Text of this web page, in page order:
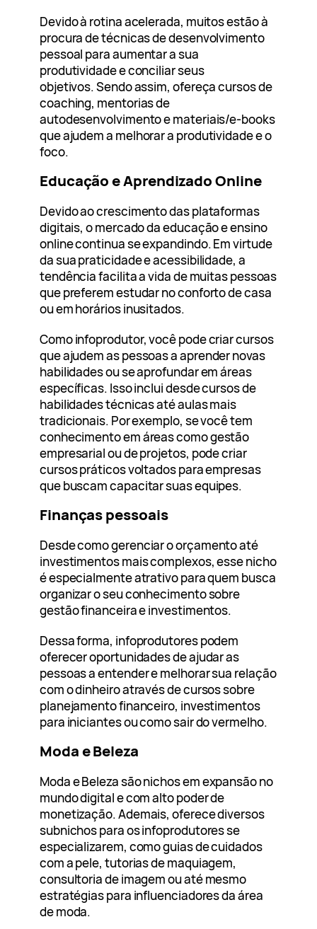
Devido à rotina acelerada, muitos estão à
procura de técnicas de desenvolvimento
pessoal para aumentar a sua
produtividade e conciliar seus
objetivos. Sendo assim, ofereça cursos de
coaching, mentorias de
autodesenvolvimento e materiais/e-books
que ajudem a melhorar a produtividade e o
foco.
Educação e Aprendizado Online
Devido ao crescimento das plataformas
digitais, o mercado da educação e ensino
online continua se expandindo. Em virtude
da sua praticidade e acessibilidade, a
tendência facilita a vida de muitas pessoas
que preferem estudar no conforto de casa
ou em horários inusitados.
Como infoprodutor, você pode criar cursos
que ajudem as pessoas a aprender novas
habilidades ou se aprofundar em áreas
específicas. Isso inclui desde cursos de
habilidades técnicas até aulas mais
tradicionais. Por exemplo, se você tem
conhecimento em áreas como gestão
empresarial ou de projetos, pode criar
cursos práticos voltados para empresas
que buscam capacitar suas equipes.
Finanças pessoais
Desde como gerenciar o orçamento até
investimentos mais complexos, esse nicho
é especialmente atrativo para quem busca
organizar o seu conhecimento sobre
gestão financeira e investimentos.
Dessa forma, infoprodutores podem
oferecer oportunidades de ajudar as
pessoas a entender e melhorar sua relação
com o dinheiro através de cursos sobre
planejamento financeiro, investimentos
para iniciantes ou como sair do vermelho.
Moda e Beleza
Moda e Beleza são nichos em expansão no
mundo digital e com alto poder de
monetização. Ademais, oferece diversos
subnichos para os infoprodutores se
especializarem, como guias de cuidados
com a pele, tutorias de maquiagem,
consultoria de imagem ou até mesmo
estratégias para influenciadores da área
de moda.